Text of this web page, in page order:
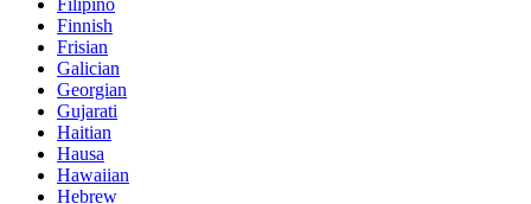
Finnish
Frisian
Galician
Georgian
Gujarati
Haitian
Hausa
Hawaiian
Hebrew